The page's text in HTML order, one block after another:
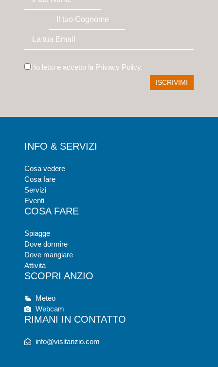
Ho letto e accetto la Privacy Policy.
INFO & SERVIZI
Cosa vedere
Cosa fare
Servizi
Eventi
COSA FARE
Spiagge
Dove dormire
Dove mangiare
Attività
SCOPRI ANZIO
Meteo
Webcam
RIMANI IN CONTATTO
info@visitanzio.com